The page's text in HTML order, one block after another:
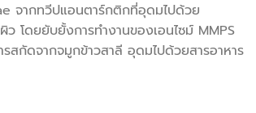
จากทวีปแอนตาร์กติกที่อุดมไปด้วย
โดยยับยั้งการทำงานของเอนไซม์ MMPS
กัดจากจมูกข้าวสาลี อุดมไปด้วยสารอาหาร